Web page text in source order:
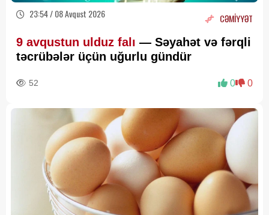
23:54 / 08 Avqust 2026 CƏMİYYƏT
9 avqustun ulduz falı — Səyahət və fərqli
təcrübələr üçün uğurlu gündür
52 0 0